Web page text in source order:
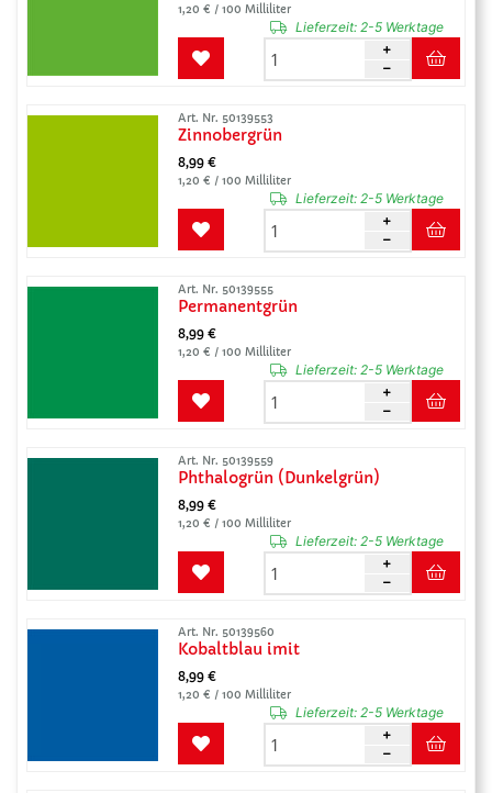
1,20 € / 100 Milliliter
Lieferzeit:2-5 Werktage
Art. Nr. 50139553
Zinnobergrün
8,99 €
1,20 € / 100 Milliliter
Lieferzeit:2-5 Werktage
Art. Nr. 50139555
Permanentgrün
8,99 €
1,20 € / 100 Milliliter
Lieferzeit:2-5 Werktage
Art. Nr. 50139559
Phthalogrün (Dunkelgrün)
8,99 €
1,20 € / 100 Milliliter
Lieferzeit:2-5 Werktage
Art. Nr. 50139560
Kobaltblau imit
8,99 €
1,20 € / 100 Milliliter
Lieferzeit:2-5 Werktage